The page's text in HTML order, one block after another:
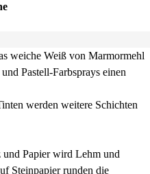
weiche Weiß von Marmormehl
Pastell-Farbsprays einen
werden weitere Schichten
Papier wird Lehm und
Steinpapier runden die